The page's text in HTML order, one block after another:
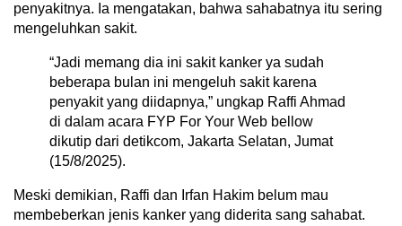
penyakitnya. Ia mengatakan, bahwa sahabatnya itu sering
mengeluhkan sakit.
“Jadi memang dia ini sakit kanker ya sudah
beberapa bulan ini mengeluh sakit karena
penyakit yang diidapnya,” ungkap Raffi Ahmad
di dalam acara FYP For Your Web bellow
dikutip dari detikcom, Jakarta Selatan, Jumat
(15/8/2025).
Meski demikian, Raffi dan Irfan Hakim belum mau
membeberkan jenis kanker yang diderita sang sahabat.